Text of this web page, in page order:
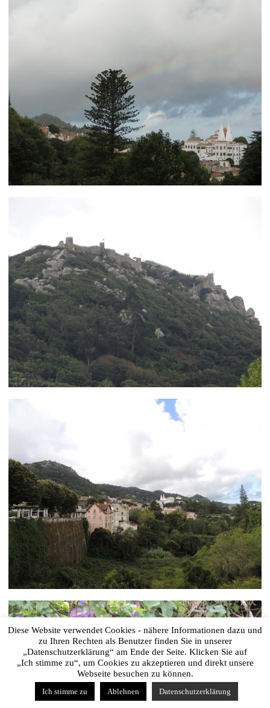
Diese Website verwendet Cookies - nähere Informationen dazu und
zu Ihren Rechten als Benutzer finden Sie in unserer
„Datenschutzerklärung“ am Ende der Seite. Klicken Sie auf
„Ich stimme zu“, um Cookies zu akzeptieren und direkt unsere
Webseite besuchen zu können.
Ich stimme zu Ablehnen Datenschutzerklärung